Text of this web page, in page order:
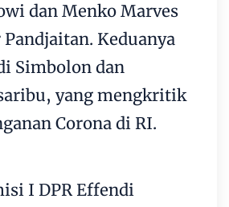
dan Menko Marves
Keduanya
Simbolon dan
yang mengkritik
Corona di RI.
I DPR Effendi